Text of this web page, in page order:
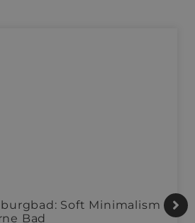
burgbad: Soft Minimalism
Bad